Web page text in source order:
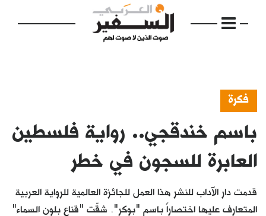
الرئيسية
مواضيع
فكرة
فكرة
باسم خندقجي.. رواية فلسطين
العابرة للسجون في خطر
قدمت دار الآداب للنشر هذا العمل للجائزة العالمية للرواية العربية
المتعارف عليها اختصاراً باسم "بوكر". شقّت "قناع بلون السماء"